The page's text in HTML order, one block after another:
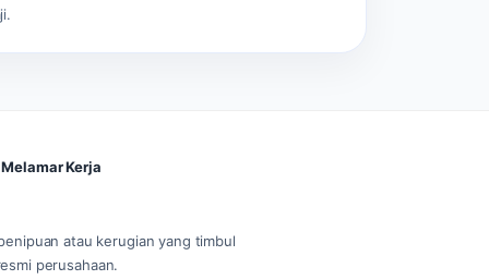
Kerja
atau kerugian yang timbul
perusahaan.